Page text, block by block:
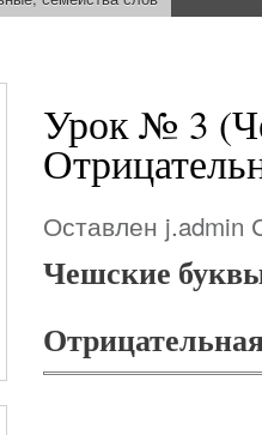
Урок № 3
Оставлен j.admin
Чешские